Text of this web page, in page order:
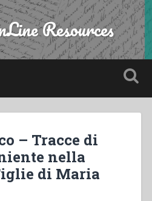
Resources
– Tracce di
nella
di Maria